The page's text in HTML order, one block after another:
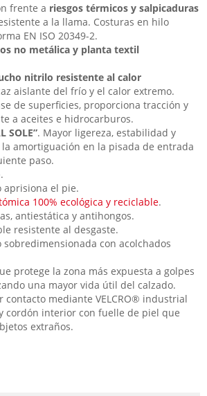
frente a riesgos térmicos y salpicaduras
a la llama. Costuras en hilo
EN ISO 20349-2.
no metálica y planta textil
nitrilo resistente al calor
aislante del frío y el calor extremo.
de superficies, proporciona tracción y
a aceites e hidrocarburos.
SOLE”. Mayor ligereza, estabilidad y
amortiguación en la pisada de entrada
paso.
.
aprisiona el pie.
100% ecológica y reciclable.
antiestática y antihongos.
resistente al desgaste.
con acolchados
protege la zona más expuesta a golpes
una mayor vida útil del calzado.
contacto mediante VELCRO® industrial
cordón interior con fuelle de piel que
extraños.